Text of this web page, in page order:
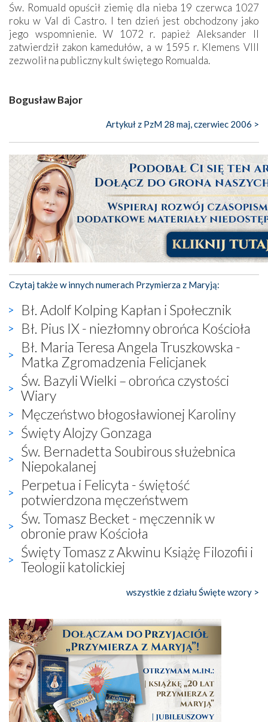
Św. Romuald opuścił ziemię dla nieba 19 czerwca 1027
roku w Val di Castro. I ten dzień jest obchodzony jako
jego wspomnienie. W 1072 r. papież Aleksander II
zatwierdził zakon kamedułów, a w 1595 r. Klemens VIII
zezwolił na publiczny kult świętego Romualda.
Bogusław Bajor
Artykuł z PzM 28 maj, czerwiec 2006 >
Czytaj także w innych numerach Przymierza z Maryją:
Bł. Adolf Kolping Kapłan i Społecznik
Bł. Pius IX - niezłomny obrońca Kościoła
Bł. Maria Teresa Angela Truszkowska -
Matka Zgromadzenia Felicjanek
Św. Bazyli Wielki – obrońca czystości
Wiary
Męczeństwo błogosławionej Karoliny
Święty Alojzy Gonzaga
Św. Bernadetta Soubirous służebnica
Niepokalanej
Perpetua i Felicyta - świętość
potwierdzona męczeństwem
Św. Tomasz Becket - męczennik w
obronie praw Kościoła
Święty Tomasz z Akwinu Książę Filozofii i
Teologii katolickiej
wszystkie z działu Święte wzory >